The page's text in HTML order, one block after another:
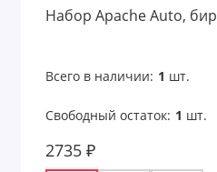
Набор Apache Auto,
Всего в наличии: 1 шт.
Свободный остаток: 1 шт.
2735 ₽